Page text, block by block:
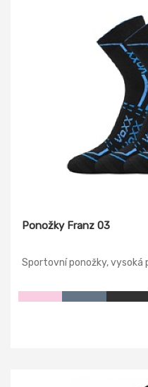
Ponožky Franz 03
Sportovní ponožky,